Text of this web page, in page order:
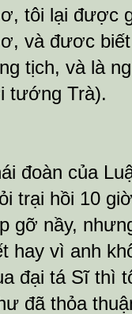
tôi lại được
và đươc
tịch, và là
tướng Trà).
đoàn của
trại hồi 10
gỡ nầy,
hay vì anh
đại tá Sĩ thì
đã thỏa